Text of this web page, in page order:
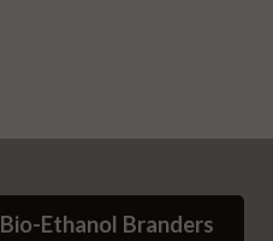
Bio-Ethanol Branders